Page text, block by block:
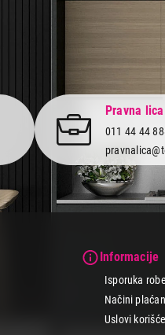
poseti Tehnomedia online
tehnologije i gaminga i iskusi
do 24 rate bez kamate. Za
Pravna lica
011 44 44
Informacije
Isporuka robe
Načini
Uslovi